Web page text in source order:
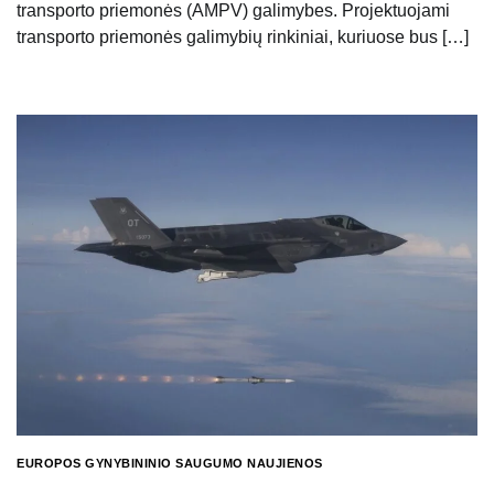
transporto priemonės (AMPV) galimybes. Projektuojami
transporto priemonės galimybių rinkiniai, kuriuose bus […]
EUROPOS GYNYBININIO SAUGUMO NAUJIENOS